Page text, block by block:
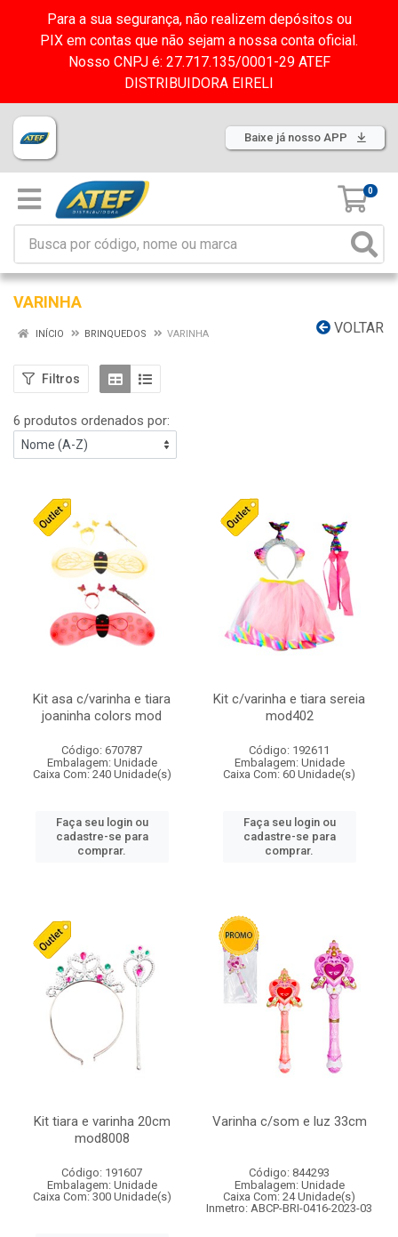
Para a sua segurança, não realizem depósitos ou
PIX em contas que não sejam a nossa conta oficial.
Nosso CNPJ é: 27.717.135/0001-29 ATEF
DISTRIBUIDORA EIRELI
Baixe já nosso APP
0
VARINHA
VOLTAR
INÍCIO BRINQUEDOS VARINHA
Filtros
6 produtos ordenados por:
Kit asa c/varinha e tiara
joaninha colors mod
Código: 670787
Embalagem: Unidade
Caixa Com: 240 Unidade(s)
Faça seu login ou
cadastre-se para
comprar.
Kit c/varinha e tiara sereia
mod402
Código: 192611
Embalagem: Unidade
Caixa Com: 60 Unidade(s)
Faça seu login ou
cadastre-se para
comprar.
Kit tiara e varinha 20cm
mod8008
Código: 191607
Embalagem: Unidade
Caixa Com: 300 Unidade(s)
Varinha c/som e luz 33cm
Código: 844293
Embalagem: Unidade
Caixa Com: 24 Unidade(s)
Inmetro: ABCP-BRI-0416-2023-03